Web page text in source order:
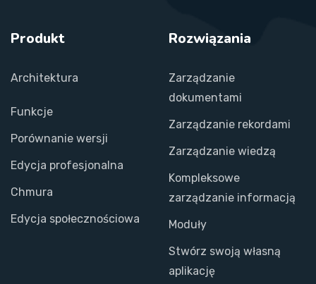
Produkt
Architektura
Funkcje
Porównanie wersji
Edycja profesjonalna
Chmura
Edycja społecznościowa
Rozwiązania
Zarządzanie
dokumentami
Zarządzanie rekordami
Zarządzanie wiedzą
Kompleksowe
zarządzanie informacją
Moduły
Stwórz swoją własną
aplikację